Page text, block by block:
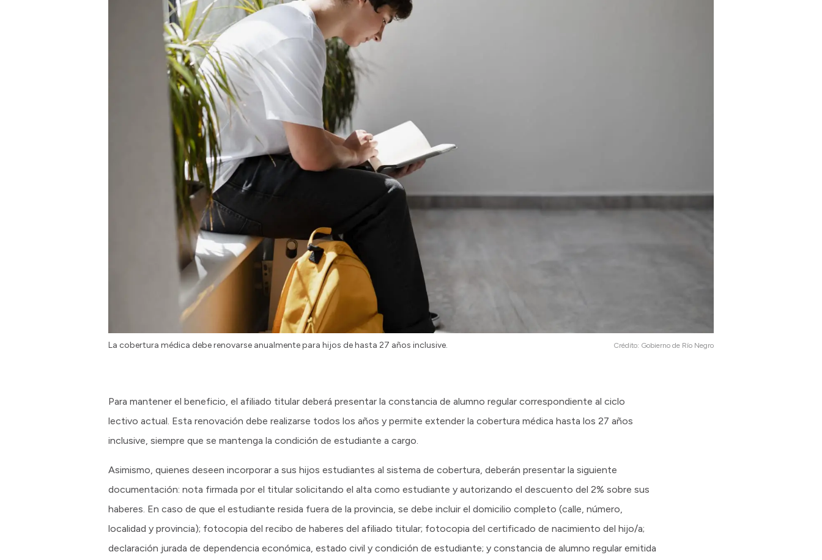
La cobertura médica debe renovarse anualmente para hijos de hasta 27 años inclusive. Crédito: Gobierno de Río Negro
Para mantener el beneficio, el afiliado titular deberá presentar la constancia de alumno regular correspondiente al ciclo
lectivo actual. Esta renovación debe realizarse todos los años y permite extender la cobertura médica hasta los 27 años
inclusive, siempre que se mantenga la condición de estudiante a cargo.
Asimismo, quienes deseen incorporar a sus hijos estudiantes al sistema de cobertura, deberán presentar la siguiente
documentación: nota firmada por el titular solicitando el alta como estudiante y autorizando el descuento del 2% sobre sus
haberes. En caso de que el estudiante resida fuera de la provincia, se debe incluir el domicilio completo (calle, número,
localidad y provincia); fotocopia del recibo de haberes del afiliado titular; fotocopia del certificado de nacimiento del hijo/a;
declaración jurada de dependencia económica, estado civil y condición de estudiante; y constancia de alumno regular emitida